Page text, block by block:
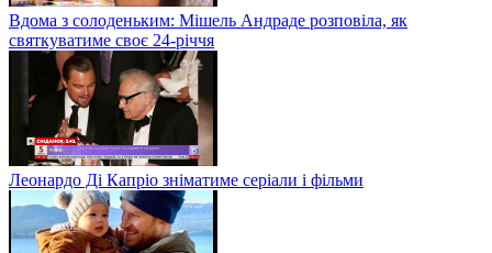
Вдома з солоденьким: Мішель Андраде розповіла, як
святкуватиме своє 24-річчя
Леонардо Ді Капріо зніматиме серіали і фільми